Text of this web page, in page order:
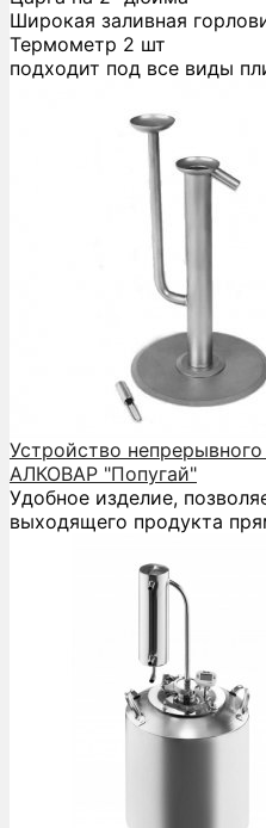
Широкая заливная
Термометр 2 шт
подходит под все виды
Устройство
АЛКОВАР "Попугай"
Удобное изделие,
выходящего продукта